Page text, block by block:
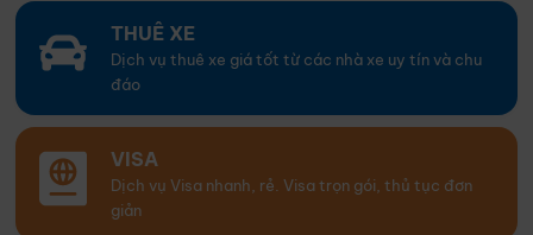
THUÊ XE
Dịch vụ thuê xe giá tốt từ các nhà xe uy tín và chu
đáo
VISA
Dịch vụ Visa nhanh, rẻ. Visa trọn gói, thủ tục đơn
giản